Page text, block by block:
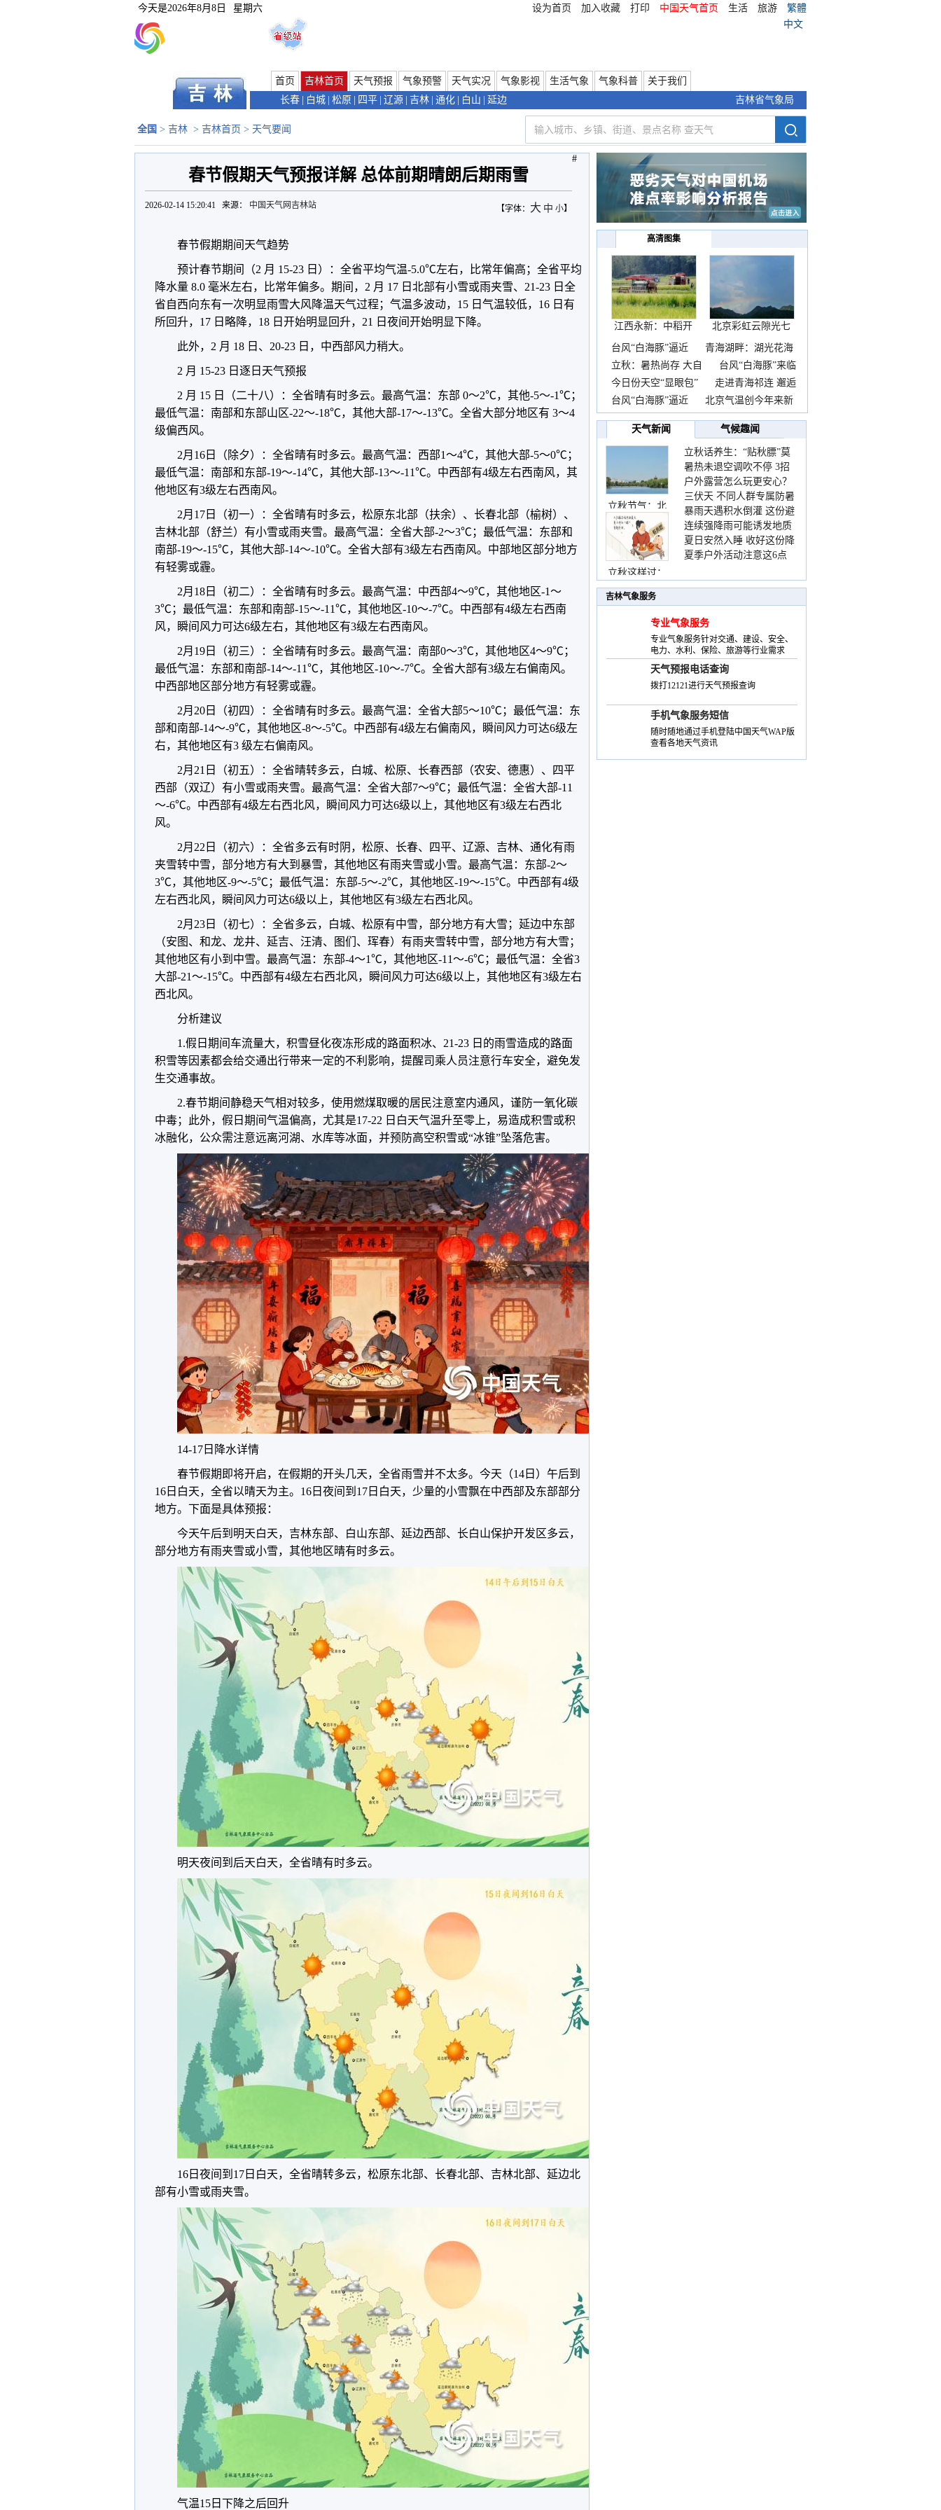
今天是2026年8月8日 星期六 设为首页 加入收藏 打印 中国天气首页 生活 旅游
繁體
中文
首页 吉林首页 天气预报 气象预警 天气实况 气象影视 生活气象 气象科普
关于我们
长春
白城 松原 四平 辽源 吉林 通化 白山 延边 吉林省气象局
全国 > 吉林 > 吉林首页 > 天气要闻
春节假期天气预报详解 总体前期晴朗后期雨雪
【字体： 大 中 小】
2026-02-14 15:20:41 来源： 中国天气网吉林站
春节假期期间天气趋势
预计春节期间（2 月 15-23 日）：全省平均气温-5.0℃左右，比常年偏高；全省平均
降水量 8.0 毫米左右，比常年偏多。期间，2 月 17 日北部有小雪或雨夹雪、21-23 日全
省自西向东有一次明显雨雪大风降温天气过程；气温多波动，15 日气温较低，16 日有
所回升，17 日略降，18 日开始明显回升，21 日夜间开始明显下降。
此外，2 月 18 日、20-23 日，中西部风力稍大。
2 月 15-23 日逐日天气预报
2 月 15 日（二十八）：全省晴有时多云。最高气温：东部 0～2℃，其他-5～-1℃；
最低气温：南部和东部山区-22～-18℃，其他大部-17～-13℃。全省大部分地区有 3～4
级偏西风。
2月16日（除夕）：全省晴有时多云。最高气温：西部1～4℃，其他大部-5～0℃；
最低气温：南部和东部-19～-14℃，其他大部-13～-11℃。中西部有4级左右西南风，其
他地区有3级左右西南风。
2月17日（初一）：全省晴有时多云，松原东北部（扶余）、长春北部（榆树）、
吉林北部（舒兰）有小雪或雨夹雪。最高气温：全省大部-2～3℃；最低气温：东部和
南部-19～-15℃，其他大部-14～-10℃。全省大部有3级左右西南风。中部地区部分地方
有轻雾或霾。
2月18日（初二）：全省晴有时多云。最高气温：中西部4～9℃，其他地区-1～
3℃；最低气温：东部和南部-15～-11℃，其他地区-10～-7℃。中西部有4级左右西南
风，瞬间风力可达6级左右，其他地区有3级左右西南风。
2月19日（初三）：全省晴有时多云。最高气温：南部0～3℃，其他地区4～9℃；
最低气温：东部和南部-14～-11℃，其他地区-10～-7℃。全省大部有3级左右偏南风。
中西部地区部分地方有轻雾或霾。
2月20日（初四）：全省晴有时多云。最高气温：全省大部5～10℃；最低气温：东
部和南部-14～-9℃，其他地区-8～-5℃。中西部有4级左右偏南风，瞬间风力可达6级左
右，其他地区有3 级左右偏南风。
2月21日（初五）：全省晴转多云，白城、松原、长春西部（农安、德惠）、四平
西部（双辽）有小雪或雨夹雪。最高气温：全省大部7～9℃；最低气温：全省大部-11
～-6℃。中西部有4级左右西北风，瞬间风力可达6级以上，其他地区有3级左右西北
风。
2月22日（初六）：全省多云有时阴，松原、长春、四平、辽源、吉林、通化有雨
夹雪转中雪，部分地方有大到暴雪，其他地区有雨夹雪或小雪。最高气温：东部-2～
3℃，其他地区-9～-5℃；最低气温：东部-5～-2℃，其他地区-19～-15℃。中西部有4级
左右西北风，瞬间风力可达6级以上，其他地区有3级左右西北风。
2月23日（初七）：全省多云，白城、松原有中雪，部分地方有大雪；延边中东部
（安图、和龙、龙井、延吉、汪清、图们、珲春）有雨夹雪转中雪，部分地方有大雪；
其他地区有小到中雪。最高气温：东部-4～1℃，其他地区-11～-6℃；最低气温：全省3
大部-21～-15℃。中西部有4级左右西北风，瞬间风力可达6级以上，其他地区有3级左右
西北风。
分析建议
1.假日期间车流量大，积雪昼化夜冻形成的路面积冰、21-23 日的雨雪造成的路面
积雪等因素都会给交通出行带来一定的不利影响，提醒司乘人员注意行车安全，避免发
生交通事故。
2.春节期间静稳天气相对较多，使用燃煤取暖的居民注意室内通风，谨防一氧化碳
中毒；此外，假日期间气温偏高，尤其是17-22 日白天气温升至零上，易造成积雪或积
冰融化，公众需注意远离河湖、水库等冰面，并预防高空积雪或“冰锥”坠落危害。
14-17日降水详情
春节假期即将开启，在假期的开头几天，全省雨雪并不太多。今天（14日）午后到
16日白天，全省以晴天为主。16日夜间到17日白天，少量的小雪飘在中西部及东部部分
地方。下面是具体预报：
今天午后到明天白天，吉林东部、白山东部、延边西部、长白山保护开发区多云，
部分地方有雨夹雪或小雪，其他地区晴有时多云。
明天夜间到后天白天，全省晴有时多云。
16日夜间到17日白天，全省晴转多云，松原东北部、长春北部、吉林北部、延边北
部有小雪或雨夹雪。
气温15日下降之后回升
#
高清图集
江西永新：中稻开
镰抢
北京彩虹云隙光七
彩云
台风“白海豚”逼近
青海湖畔：湖光花海
长
立秋：暑热尚存 大自
台风“白海豚”来临
前
今日份天空“显眼包”
走进青海祁连 邂逅
一
台风“白海豚”逼近
北京气温创今年来新
高
天气新闻
气候趣闻
立秋节气：北
立秋这样过：
立秋话养生：“贴秋膘”莫
着急 先清暑再防燥
暑热未退空调吹不停 3招
护住肩颈不酸痛
户外露营怎么玩更安心？
这份攻略请收好
三伏天 不同人群专属防暑
要点请收好
暴雨天遇积水倒灌 这份避
险提示请收好
连续强降雨可能诱发地质
灾害 这些前兆要知道
夏日安然入睡 收好这份降
温小贴士
夏季户外活动注意这6点
吉林气象服务
专业气象服务
专业气象服务针对交通、建设、安全、
电力、水利、保险、旅游等行业需求
天气预报电话查询
拨打12121进行天气预报查询
手机气象服务短信
随时随地通过手机登陆中国天气WAP版
查看各地天气资讯